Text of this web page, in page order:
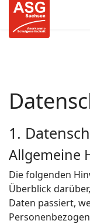
1.
Allgemeine
Die folgenden
Überblick
Daten passiert,